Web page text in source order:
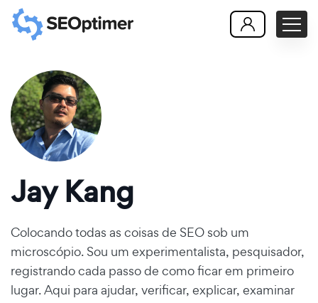
Jay Kang
Colocando todas as coisas de SEO sob um
microscópio. Sou um experimentalista, pesquisador,
registrando cada passo de como ficar em primeiro
lugar. Aqui para ajudar, verificar, explicar, examinar